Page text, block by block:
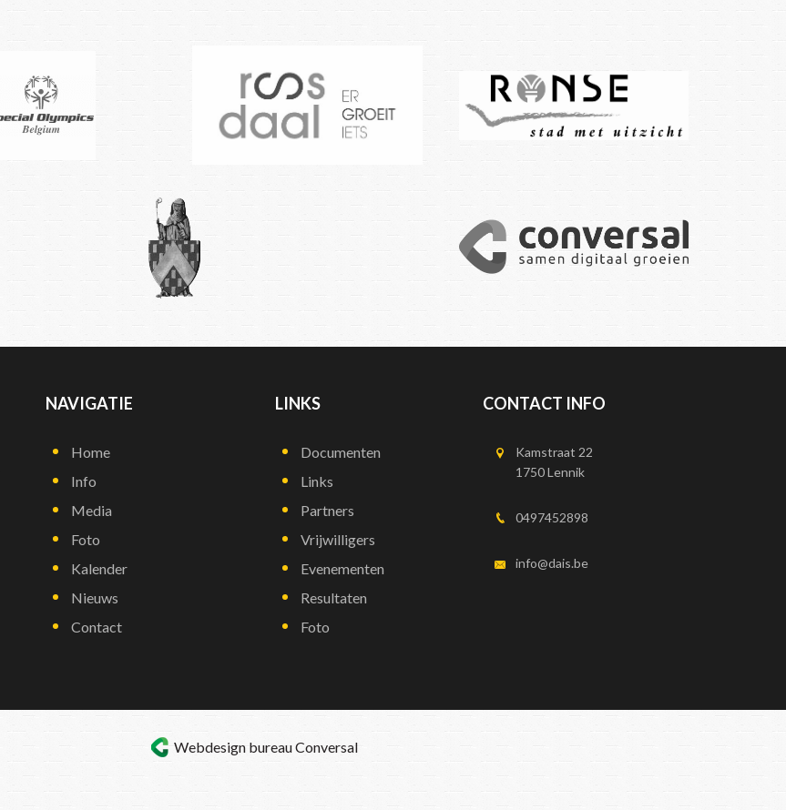
NAVIGATIE
Home
Info
Media
Foto
Kalender
Nieuws
Contact
LINKS
Documenten
Links
Partners
Vrijwilligers
Evenementen
Resultaten
Foto
CONTACT INFO
Kamstraat 22
1750 Lennik
0497452898
info@dais.be
Webdesign bureauConversal